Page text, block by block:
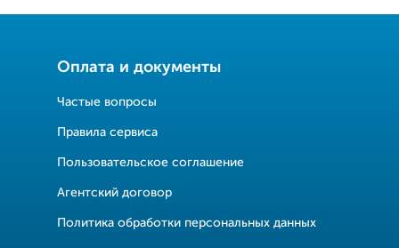
Оплата и документы
Частые вопросы
Правила сервиса
Пользовательское соглашение
Агентский договор
Политика обработки персональных данных